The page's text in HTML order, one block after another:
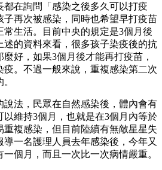
在詢問「感染之後多久可以打疫
子再次被感染，同時也希望早打疫苗
生活。目前中央的規定是3個月後
述的資料來看，很多孩子染疫後的抗
好，如果3個月後才能再打疫苗，
。不過一般來說，重複感染第二次
說法，民眾在自然感染後，體內會有
維持3個月，也就是在3個月內等於
複感染，但目前陸續有無敵星星失
一名護理人員去年感染後，今年又
個月，而且一次比一次病情嚴重。